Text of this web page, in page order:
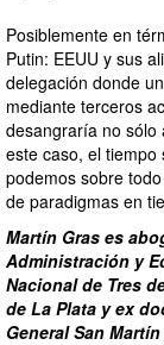
Posiblemente en
Putin: EEUU y sus
delegación donde
mediante terceros
desangraría no sólo
este caso, el
podemos sobre
de paradigmas en
Martín Gras es
Administración y
Nacional de Tres
de La Plata y ex
General San